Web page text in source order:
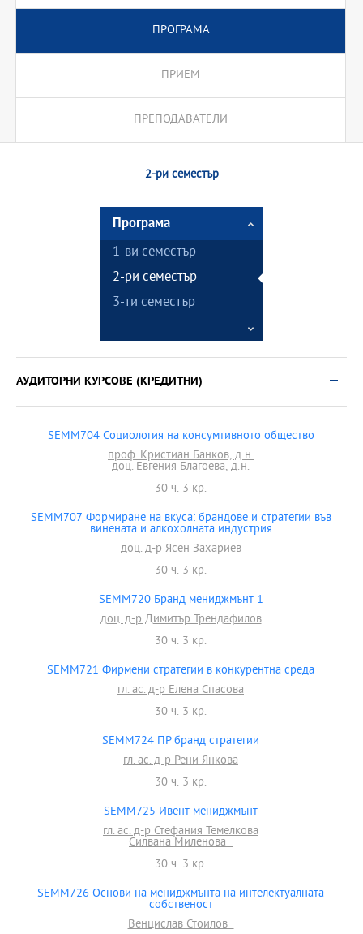
ПРОГРАМА
ПРИЕМ
ПРЕПОДАВАТЕЛИ
2-ри семестър
Програма
1-ви семестър
2-ри семестър
3-ти семестър
АУДИТОРНИ КУРСОВЕ (КРЕДИТНИ)
SEMM704 Социология на консумтивното общество
проф. Кристиан Банков, д.н.
доц. Евгения Благоева, д.н.
30 ч. 3 кр.
SEMM707 Формиране на вкуса: брандове и стратегии във
винената и алкохолната индустрия
доц. д-р Ясен Захариев
30 ч. 3 кр.
SEMM720 Бранд мениджмънт 1
доц. д-р Димитър Трендафилов
30 ч. 3 кр.
SEMM721 Фирмени стратегии в конкурентна среда
гл. ас. д-р Елена Спасова
30 ч. 3 кр.
SEMM724 ПР бранд стратегии
гл. ас. д-р Рени Янкова
30 ч. 3 кр.
SEMM725 Ивент мениджмънт
гл. ас. д-р Стефания Темелкова
Силвана Миленова
30 ч. 3 кр.
SEMM726 Основи на мениджмънта на интелектуалната
собственост
Венцислав Стоилов